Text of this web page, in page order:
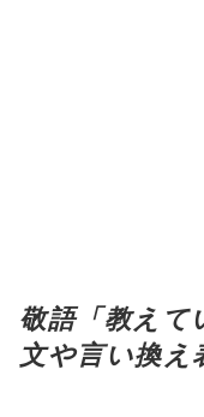
敬語「教えて
文や言い換え